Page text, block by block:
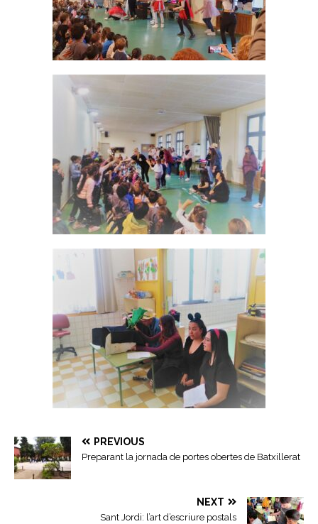
PREVIOUS
Preparant la jornada de portes obertes de Batxillerat
NEXT
Sant Jordi: l’art d’escriure postals